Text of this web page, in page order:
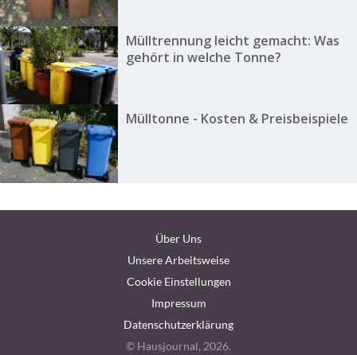
Mülltrennung leicht gemacht: Was
gehört in welche Tonne?
Mülltonne - Kosten & Preisbeispiele
Über Uns
Unsere Arbeitsweise
Cookie Einstellungen
Impressum
Datenschutzerklärung
© Hausjournal, 2026.